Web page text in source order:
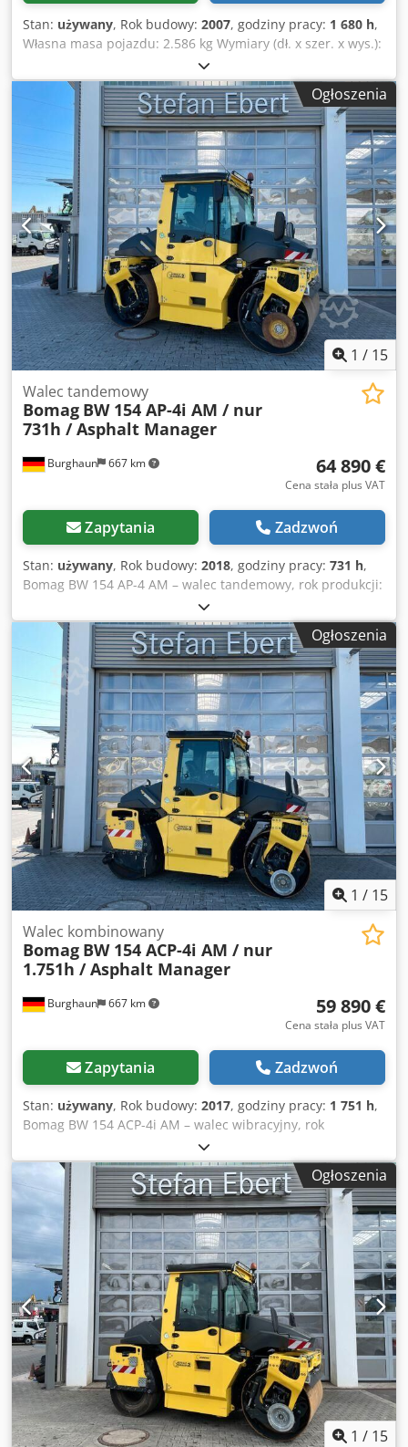
Stan: używany, Rok budowy: 2007, godziny pracy: 1 680 h,
Własna masa pojazdu: 2.586 kg Wymiary (dł. x szer. x wys.):
248 x 128 x 180 cm Dsdpfxozb I Tmj Aqlsck
Ogłoszenia
1 / 15
Burghaun 667 km
Walec tandemowy
Bomag BW 154 AP-4i AM / nur
731h / Asphalt Manager
64 890 €
Cena stała plus VAT
Zapytania Zadzwoń
Stan: używany, Rok budowy: 2018, godziny pracy: 731 h,
Bomag BW 154 AP-4 AM – walec tandemowy, rok produkcji:
2018, ilość motogodzin: zaledwie 731 h, silnik: Kubota [55,4
kW/75 KM], system Asphalt Manager 2, waga: 7300 kg,
gładka powierzchnia bębna, dobry stan, gotowy do
natychmiastowego użycia. Dedpfx Aszq Tzysqljck Na
życzenie przygotujemy ofertę leasingu lub finansowania.
Pan Mihm (tel. chętnie udzieli Państwu dodatkowych
informacji. Więcej informacji można znaleźć na naszej
stronie internetowej. Zastrzegamy sobie prawo do błędów i
wcześniejszej sprzedaży! = Więcej informacji = W celu
uzyskania dodatkowych informacji prosimy o kontakt z
Tobiasem Ebertem.
Ogłoszenia
1 / 15
Burghaun 667 km
Walec kombinowany
Bomag BW 154 ACP-4i AM / nur
1.751h / Asphalt Manager
59 890 €
Cena stała plus VAT
Zapytania Zadzwoń
Stan: używany, Rok budowy: 2017, godziny pracy: 1 751 h,
Bomag BW 154 ACP-4i AM – walec wibracyjny, rok
produkcji: 2017, liczba godzin pracy: zaledwie 1751 h,
silnik: Kubota [55,4 kW/75 KM], Asphalt Manager 2, frez do
asfaltu po obu stronach, waga: 7400 kg, gładka
powierzchnia bębna, dobry stan, gotowy do
natychmiastowego użycia. Dcedpfx Aozq Tztoqljk Na
życzenie przygotujemy ofertę leasingu lub finansowania.
Pan Mihm (tel. z przyjemnością udzieli Państwu dalszych
informacji. Więcej informacji można znaleźć na naszej
stronie internetowej. Zastrzegamy sobie prawo do błędów i
wcześniejszej sprzedaży! Możliwość wynajmu. =
Dodatkowe informacje = W celu uzyskania dodatkowych
informacji prosimy o kontakt z Tobiasem Ebertem.
Ogłoszenia
1 / 15